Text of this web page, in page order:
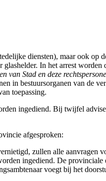
diensten), maar ook op
In het arrest worden
van Stad en deze
in bestuursorganen van de
toepassing.
ingediend. Bij twijfel
afgesproken:
zullen alle aanvragen
ingediend. De
voegt bij het